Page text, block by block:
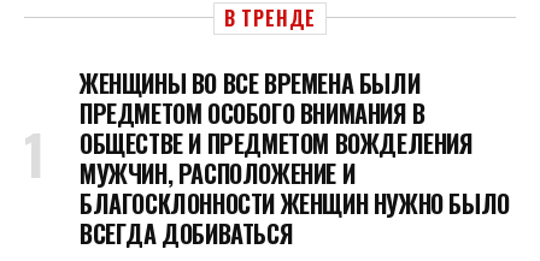
В ТРЕНДЕ
ЖЕНЩИНЫ ВО ВСЕ ВРЕМЕНА БЫЛИ
ПРЕДМЕТОМ ОСОБОГО ВНИМАНИЯ В
ОБЩЕСТВЕ И ПРЕДМЕТОМ ВОЖДЕЛЕНИЯ
МУЖЧИН, РАСПОЛОЖЕНИЕ И
БЛАГОСКЛОННОСТИ ЖЕНЩИН НУЖНО БЫЛО
ВСЕГДА ДОБИВАТЬСЯ